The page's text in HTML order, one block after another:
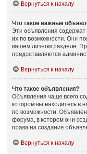
Вернуться к началу
Что такое важные
Эти объявления
их по возможности. Они
вашем личном разделе.
предоставляются
Вернуться к началу
Что такое объявления?
Объявления чаще всего
котором вы находитесь в
по возможности.
форума, в котором они
права на создание
Вернуться к началу